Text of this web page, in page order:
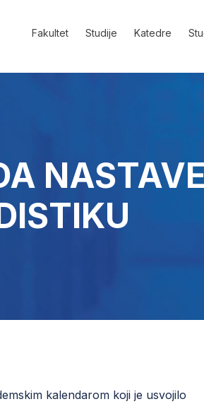
Fakultet Studije Katedre
kalendarom koji je usvojilo